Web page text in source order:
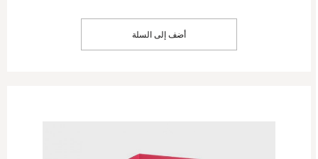
أضف إلى السلة